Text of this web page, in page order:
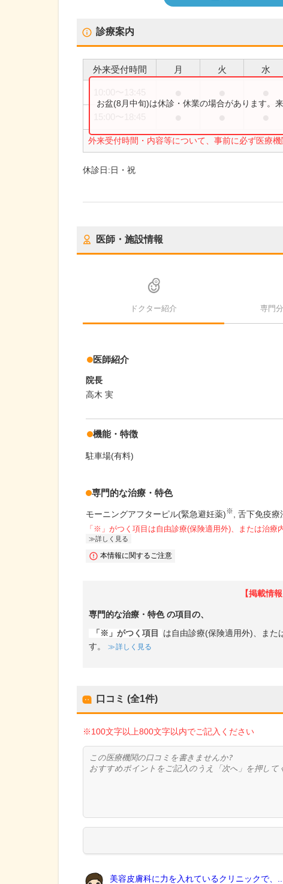
診療案内
外来受付時間 月 火 水
外来受付時間・内容等について、事前に必ず医療機
お盆(8月中旬)は休診・休業の場合があります。
休診日:日・祝
医師・施設情報
ドクター紹介 専門
医師紹介
院長
高木 実
機能・特徴
駐車場(有料)
専門的な治療・特色
モーニングアフターピル(緊急避妊薬)※ 舌下免疫療
「※」がつく項目は自由診療(保険適用外)、または治療
詳しく見る
本情報に関するご注意
【掲載情
専門的な治療・特色の項目の、
「※」がつく項目
は自由診療(保険適用外)、また
す。
詳しく見る
口コミ (全1件)
※100文字以上800文字以内でご記入ください
美容皮膚科に力を入れているクリニックで、...